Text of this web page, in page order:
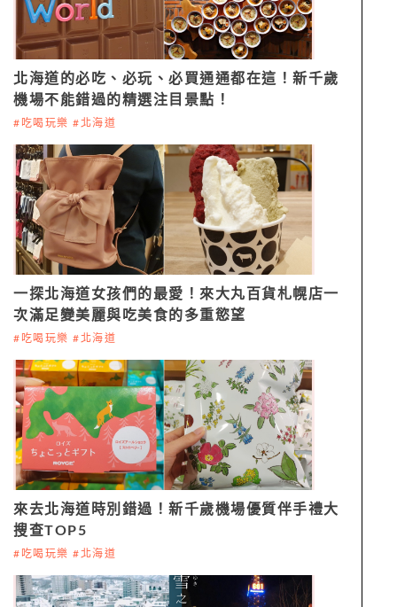
北海道的必吃、必玩、必買通通都在這！新千歲
機場不能錯過的精選注目景點！
#吃喝玩樂 #北海道
一探北海道女孩們的最愛！來大丸百貨札幌店一
次滿足變美麗與吃美食的多重慾望
#吃喝玩樂 #北海道
來去北海道時別錯過！新千歲機場優質伴手禮大
搜查TOP5
#吃喝玩樂 #北海道